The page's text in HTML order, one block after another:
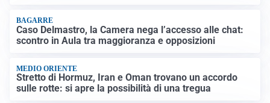
BAGARRE
Caso Delmastro, la Camera nega l’accesso alle chat:
scontro in Aula tra maggioranza e opposizioni
MEDIO ORIENTE
Stretto di Hormuz, Iran e Oman trovano un accordo
sulle rotte: si apre la possibilità di una tregua